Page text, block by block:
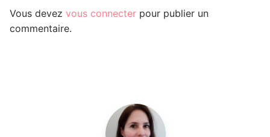
Vous devez vous connecter pour publier un
commentaire.